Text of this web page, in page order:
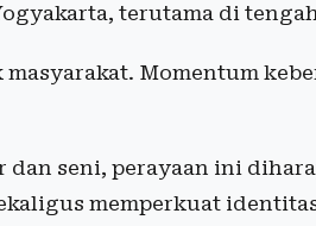
terutama di
Momentum
dan seni, perayaan ini
memperkuat